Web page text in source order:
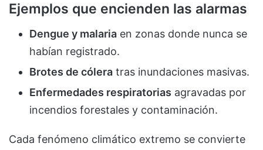
Ejemplos que encienden las alarmas
Dengue y malaria en zonas donde nunca se
habían registrado.
Brotes de cólera tras inundaciones masivas.
Enfermedades respiratorias agravadas por
incendios forestales y contaminación.
Cada fenómeno climático extremo se convierte